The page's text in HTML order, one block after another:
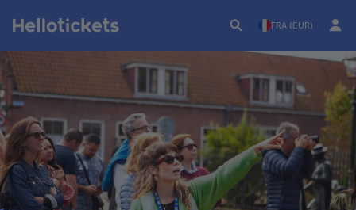
FRA (EUR)